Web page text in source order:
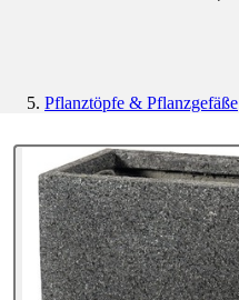
Pflanztöpfe & Pflanzgefäße